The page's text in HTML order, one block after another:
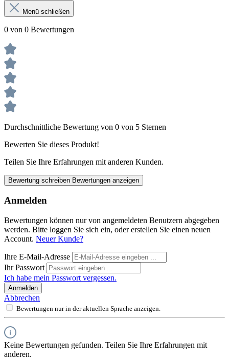
Menü schließen
0 von 0 Bewertungen
Durchschnittliche Bewertung von 0 von 5 Sternen
Bewerten Sie dieses Produkt!
Teilen Sie Ihre Erfahrungen mit anderen Kunden.
Bewertung schreiben Bewertungen anzeigen
Anmelden
Bewertungen können nur von angemeldeten Benutzern abgegeben
werden. Bitte loggen Sie sich ein, oder erstellen Sie einen neuen
Account. Neuer Kunde?
Ihre E-Mail-Adresse
Ihr Passwort
Ich habe mein Passwort vergessen.
Anmelden
Abbrechen
Bewertungen nur in der aktuellen Sprache anzeigen.
Keine Bewertungen gefunden. Teilen Sie Ihre Erfahrungen mit
anderen.